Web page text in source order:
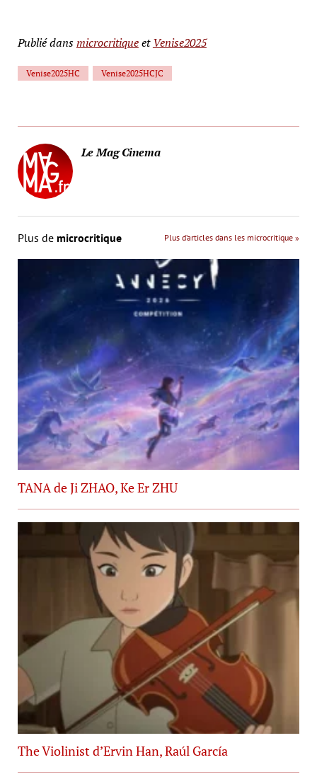
Publié dansmicrocritiqueetVenise2025
Venise2025HC Venise2025HCJC
Le Mag Cinema
Plus de microcritique Plus d’articles dans les microcritique »
TANA de Ji ZHAO, Ke Er ZHU
The Violinist d’Ervin Han, Raúl García